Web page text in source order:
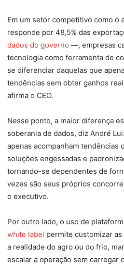
Em um setor competitivo como
responde por 48,5% das
dados do governo —, empresas
tecnologia como ferramenta de
se diferenciar daquelas que
tendências sem obter ganhos
afirma o CEO.
Nesse ponto, a maior diferença
soberania de dados, diz André
apenas acompanham tendências
soluções engessadas e
tornando-se dependentes de
vezes são seus próprios
o executivo.
Por outro lado, o uso de
white label permite customizar
a realidade do agro ou do frio,
escalar a operação sem carregar